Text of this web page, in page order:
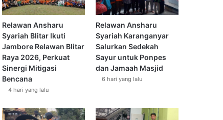
Relawan Ansharu
Syariah Blitar Ikuti
Jambore Relawan Blitar
Raya 2026, Perkuat
Sinergi Mitigasi
Bencana
4 hari yang lalu
Relawan Ansharu
Syariah Karanganyar
Salurkan Sedekah
Sayur untuk Ponpes
dan Jamaah Masjid
6 hari yang lalu